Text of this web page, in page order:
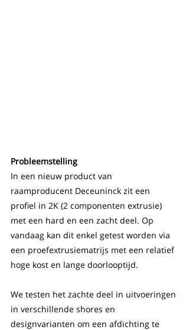
Probleemstelling
In een nieuw product van
raamproducent Deceuninck zit een
profiel in 2K (2 componenten extrusie)
met een hard en een zacht deel. Op
vandaag kan dit enkel getest worden via
een proefextrusiematrijs met een relatief
hoge kost en lange doorlooptijd.
We testen het zachte deel in uitvoeringen
in verschillende shores en
designvarianten om een afdichting te